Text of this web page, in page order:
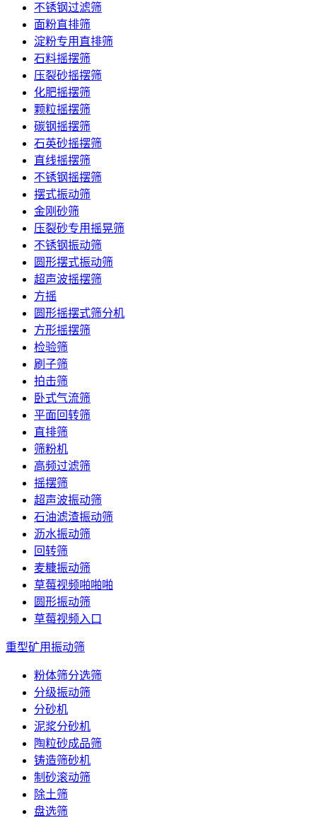
不锈钢过滤筛
面粉直排筛
淀粉专用直排筛
石料摇摆筛
压裂砂摇摆筛
化肥摇摆筛
颗粒摇摆筛
碳钢摇摆筛
石英砂摇摆筛
直线摇摆筛
不锈钢摇摆筛
摆式振动筛
金刚砂筛
压裂砂专用摇晃筛
不锈钢振动筛
圆形摆式振动筛
超声波摇摆筛
方摇
圆形摇摆式筛分机
方形摇摆筛
检验筛
刷子筛
拍击筛
卧式气流筛
平面回转筛
直排筛
筛粉机
高频过滤筛
摇摆筛
超声波振动筛
石油滤渣振动筛
沥水振动筛
回转筛
麦糠振动筛
草莓视频啪啪啪
圆形振动筛
草莓视频入口
重型矿用振动筛
粉体筛分选筛
分级振动筛
分砂机
泥浆分砂机
陶粒砂成品筛
铸造筛砂机
制砂滚动筛
除土筛
盘选筛